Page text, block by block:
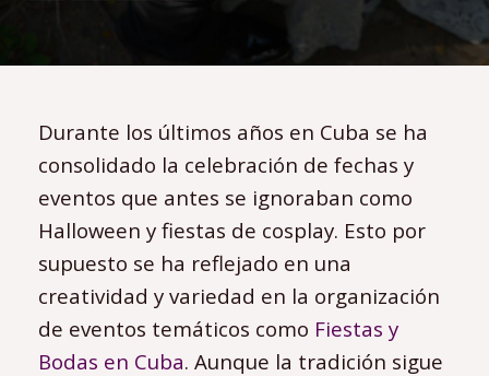
Durante los últimos años en Cuba se ha
consolidado la celebración de fechas y
eventos que antes se ignoraban como
Halloween y fiestas de cosplay. Esto por
supuesto se ha reflejado en una
creatividad y variedad en la organización
de eventos temáticos como Fiestas y
Bodas en Cuba. Aunque la tradición sigue